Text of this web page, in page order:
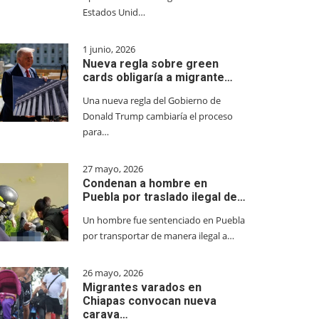
Estados Unid…
1 junio, 2026
Nueva regla sobre green
cards obligaría a migrante…
Una nueva regla del Gobierno de
Donald Trump cambiaría el proceso
para…
27 mayo, 2026
Condenan a hombre en
Puebla por traslado ilegal de…
Un hombre fue sentenciado en Puebla
por transportar de manera ilegal a…
26 mayo, 2026
Migrantes varados en
Chiapas convocan nueva
carava…